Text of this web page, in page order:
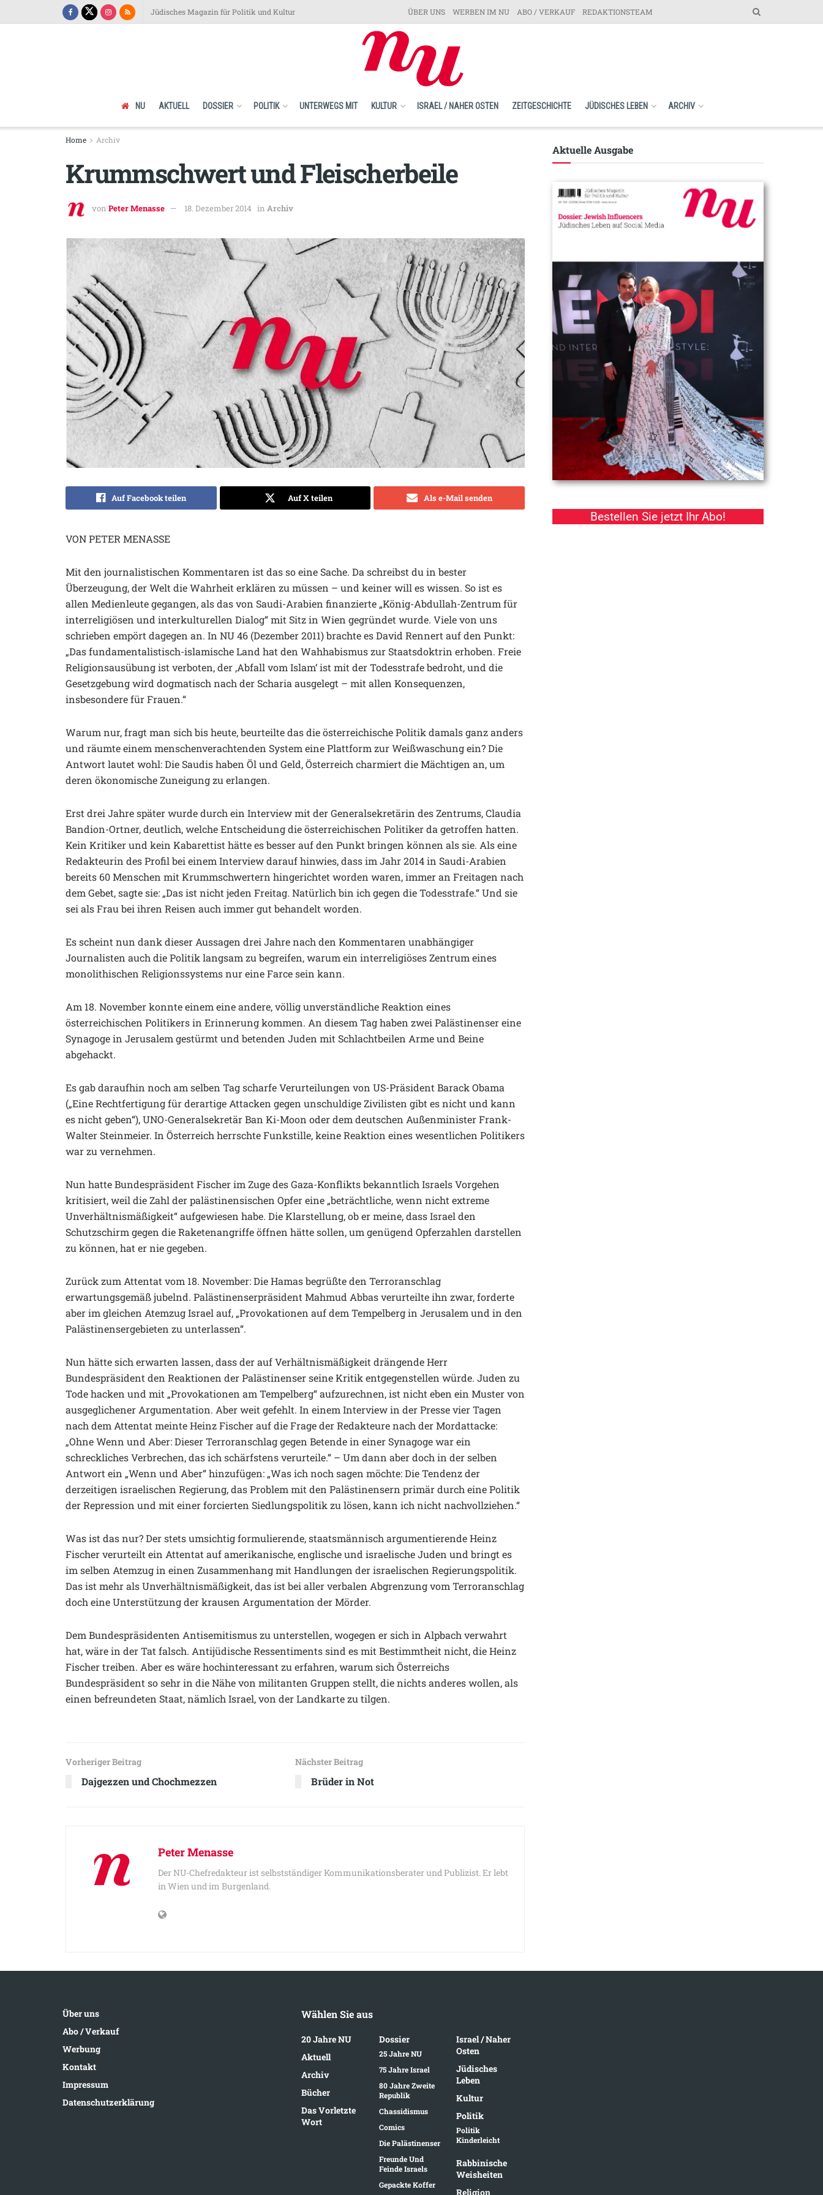
Jüdisches Magazin für Politik und Kultur ÜBER UNS WERBEN IM NU ABO / VERKAUF REDAKTIONSTEAM
NU AKTUELL DOSSIER POLITIK UNTERWEGS MIT KULTUR ISRAEL / NAHER OSTEN ZEITGESCHICHTE JÜDISCHES LEBEN ARCHIV
Home Archiv
Krummschwert und Fleischerbeile
von Peter Menasse 18. Dezember 2014 in Archiv
Auf Facebook teilen Auf X teilen Als e-Mail senden
VON PETER MENASSE
Mit den journalistischen Kommentaren ist das so eine Sache. Da schreibst du in bester
Überzeugung, der Welt die Wahrheit erklären zu müssen – und keiner will es wissen. So ist es
allen Medienleute gegangen, als das von Saudi-Arabien finanzierte „König-Abdullah-Zentrum für
interreligiösen und interkulturellen Dialog“ mit Sitz in Wien gegründet wurde. Viele von uns
schrieben empört dagegen an. In NU 46 (Dezember 2011) brachte es David Rennert auf den Punkt:
„Das fundamentalistisch-islamische Land hat den Wahhabismus zur Staatsdoktrin erhoben. Freie
Religionsausübung ist verboten, der ‚Abfall vom Islam‘ ist mit der Todesstrafe bedroht, und die
Gesetzgebung wird dogmatisch nach der Scharia ausgelegt – mit allen Konsequenzen,
insbesondere für Frauen.“
Warum nur, fragt man sich bis heute, beurteilte das die österreichische Politik damals ganz anders
und räumte einem menschenverachtenden System eine Plattform zur Weißwaschung ein? Die
Antwort lautet wohl: Die Saudis haben Öl und Geld, Österreich charmiert die Mächtigen an, um
deren ökonomische Zuneigung zu erlangen.
Erst drei Jahre später wurde durch ein Interview mit der Generalsekretärin des Zentrums, Claudia
Bandion-Ortner, deutlich, welche Entscheidung die österreichischen Politiker da getroffen hatten.
Kein Kritiker und kein Kabarettist hätte es besser auf den Punkt bringen können als sie. Als eine
Redakteurin des Profil bei einem Interview darauf hinwies, dass im Jahr 2014 in Saudi-Arabien
bereits 60 Menschen mit Krummschwertern hingerichtet worden waren, immer an Freitagen nach
dem Gebet, sagte sie: „Das ist nicht jeden Freitag. Natürlich bin ich gegen die Todesstrafe.“ Und sie
sei als Frau bei ihren Reisen auch immer gut behandelt worden.
Es scheint nun dank dieser Aussagen drei Jahre nach den Kommentaren unabhängiger
Journalisten auch die Politik langsam zu begreifen, warum ein interreligiöses Zentrum eines
monolithischen Religionssystems nur eine Farce sein kann.
Am 18. November konnte einem eine andere, völlig unverständliche Reaktion eines
österreichischen Politikers in Erinnerung kommen. An diesem Tag haben zwei Palästinenser eine
Synagoge in Jerusalem gestürmt und betenden Juden mit Schlachtbeilen Arme und Beine
abgehackt.
Es gab daraufhin noch am selben Tag scharfe Verurteilungen von US-Präsident Barack Obama
(„Eine Rechtfertigung für derartige Attacken gegen unschuldige Zivilisten gibt es nicht und kann
es nicht geben“), UNO-Generalsekretär Ban Ki-Moon oder dem deutschen Außenminister Frank-
Walter Steinmeier. In Österreich herrschte Funkstille, keine Reaktion eines wesentlichen Politikers
war zu vernehmen.
Nun hatte Bundespräsident Fischer im Zuge des Gaza-Konflikts bekanntlich Israels Vorgehen
kritisiert, weil die Zahl der palästinensischen Opfer eine „beträchtliche, wenn nicht extreme
Unverhältnismäßigkeit“ aufgewiesen habe. Die Klarstellung, ob er meine, dass Israel den
Schutzschirm gegen die Raketenangriffe öffnen hätte sollen, um genügend Opferzahlen darstellen
zu können, hat er nie gegeben.
Zurück zum Attentat vom 18. November: Die Hamas begrüßte den Terroranschlag
erwartungsgemäß jubelnd. Palästinenserpräsident Mahmud Abbas verurteilte ihn zwar, forderte
aber im gleichen Atemzug Israel auf, „Provokationen auf dem Tempelberg in Jerusalem und in den
Palästinensergebieten zu unterlassen“.
Nun hätte sich erwarten lassen, dass der auf Verhältnismäßigkeit drängende Herr
Bundespräsident den Reaktionen der Palästinenser seine Kritik entgegenstellen würde. Juden zu
Tode hacken und mit „Provokationen am Tempelberg“ aufzurechnen, ist nicht eben ein Muster von
ausgeglichener Argumentation. Aber weit gefehlt. In einem Interview in der Presse vier Tagen
nach dem Attentat meinte Heinz Fischer auf die Frage der Redakteure nach der Mordattacke:
„Ohne Wenn und Aber: Dieser Terroranschlag gegen Betende in einer Synagoge war ein
schreckliches Verbrechen, das ich schärfstens verurteile.“ – Um dann aber doch in der selben
Antwort ein „Wenn und Aber“ hinzufügen: „Was ich noch sagen möchte: Die Tendenz der
derzeitigen israelischen Regierung, das Problem mit den Palästinensern primär durch eine Politik
der Repression und mit einer forcierten Siedlungspolitik zu lösen, kann ich nicht nachvollziehen.“
Was ist das nur? Der stets umsichtig formulierende, staatsmännisch argumentierende Heinz
Fischer verurteilt ein Attentat auf amerikanische, englische und israelische Juden und bringt es
im selben Atemzug in einen Zusammenhang mit Handlungen der israelischen Regierungspolitik.
Das ist mehr als Unverhältnismäßigkeit, das ist bei aller verbalen Abgrenzung vom Terroranschlag
doch eine Unterstützung der krausen Argumentation der Mörder.
Dem Bundespräsidenten Antisemitismus zu unterstellen, wogegen er sich in Alpbach verwahrt
hat, wäre in der Tat falsch. Antijüdische Ressentiments sind es mit Bestimmtheit nicht, die Heinz
Fischer treiben. Aber es wäre hochinteressant zu erfahren, warum sich Österreichs
Bundespräsident so sehr in die Nähe von militanten Gruppen stellt, die nichts anderes wollen, als
einen befreundeten Staat, nämlich Israel, von der Landkarte zu tilgen.
Vorheriger Beitrag
Dajgezzen und Chochmezzen
Nächster Beitrag
Brüder in Not
Peter Menasse
Der NU-Chefredakteur ist selbstständiger Kommunikationsberater und Publizist. Er lebt
in Wien und im Burgenland.
Aktuelle Ausgabe​
Bestellen Sie jetzt Ihr Abo!
Über uns
Abo / Verkauf
Werbung
Kontakt
Impressum
Datenschutzerklärung
Wählen Sie aus
20 Jahre NU
Aktuell
Archiv
Bücher
Das Vorletzte
Wort
Dossier
25 Jahre NU
75 Jahre Israel
80 Jahre Zweite
Republik
Chassidismus
Comics
Die Palästinenser
Freunde Und
Feinde Israels
Gepackte Koffer
Israel / Naher
Osten
Jüdisches
Leben
Kultur
Politik
Politik
Kinderleicht
Rabbinische
Weisheiten
Religion